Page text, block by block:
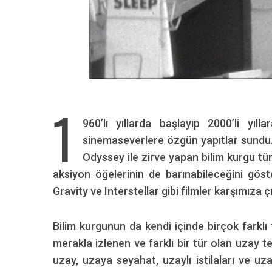
1
960’lı yıllarda başlayıp 2000’li
sinemaseverlere özgün yapıtlar
Odyssey ile zirve yapan bilim kurgu
aksiyon öğelerinin de barınabileceğini
Gravity ve Interstellar gibi filmler karşımıza
Bilim kurgunun da kendi içinde birçok
merakla izlenen ve farklı bir tür olan uzay
uzay, uzaya seyahat, uzaylı istilaları ve